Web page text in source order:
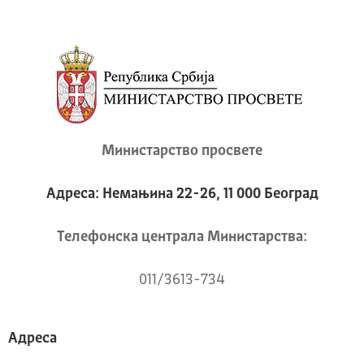
Министарство просвете
Адреса: Немањина 22-26, 11 000 Београд
Телeфонска централа Mинистарства:
011/3613-734
Адреса